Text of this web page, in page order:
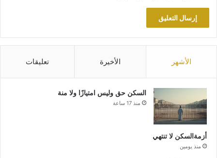
الأشهر الأخيرة تعليقات
السكن حق وليس امتيازًا ولا منة
منذ 17 ساعة
أزمةالسكن لا تنتهي
منذ يومين